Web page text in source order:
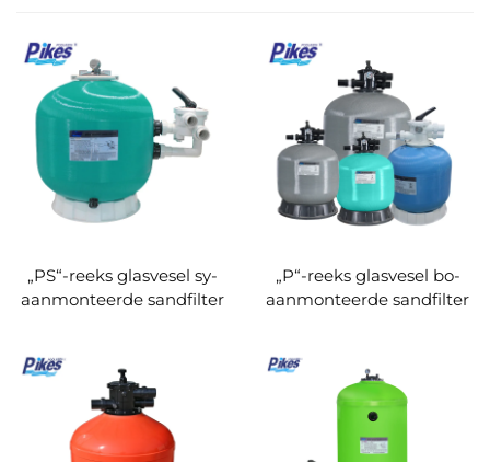
„PS“-reeks glasvesel sy-
aanmonteerde sandfilter
„P“-reeks glasvesel bo-
aanmonteerde sandfilter